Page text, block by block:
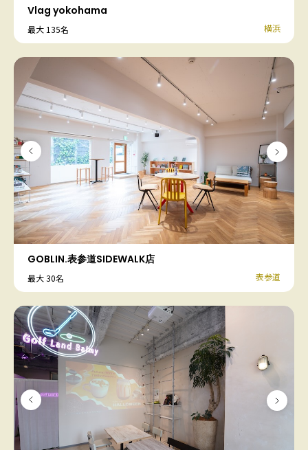
Vlag yokohama
最大 135名 横浜
GOBLIN.表参道SIDEWALK店
最大 30名 表参道